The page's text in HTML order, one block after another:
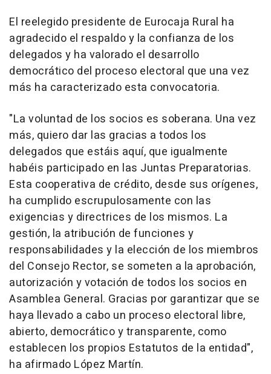
El reelegido presidente de Eurocaja Rural ha
agradecido el respaldo y la confianza de los
delegados y ha valorado el desarrollo
democrático del proceso electoral que una vez
más ha caracterizado esta convocatoria.
"La voluntad de los socios es soberana. Una vez
más, quiero dar las gracias a todos los
delegados que estáis aquí, que igualmente
habéis participado en las Juntas Preparatorias.
Esta cooperativa de crédito, desde sus orígenes,
ha cumplido escrupulosamente con las
exigencias y directrices de los mismos. La
gestión, la atribución de funciones y
responsabilidades y la elección de los miembros
del Consejo Rector, se someten a la aprobación,
autorización y votación de todos los socios en
Asamblea General. Gracias por garantizar que se
haya llevado a cabo un proceso electoral libre,
abierto, democrático y transparente, como
establecen los propios Estatutos de la entidad",
ha afirmado López Martín.